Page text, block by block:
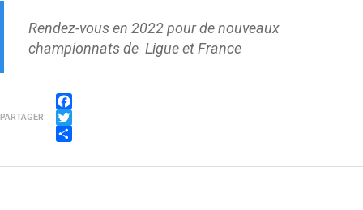
Rendez-vous en 2022 pour de nouveaux
championnats de Ligue et France
PARTAGER
Facebook
Twitter